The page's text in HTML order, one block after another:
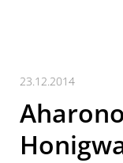
23.12.2014